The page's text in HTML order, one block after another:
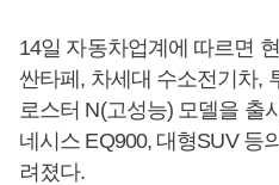
14일 자동차업계에 따르면
싼타페, 차세대 수소전기차,
로스터 N(고성능) 모델을 출
네시스 EQ900, 대형SUV 등
려졌다.